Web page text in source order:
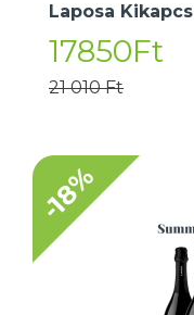
Laposa Kikapcs
17850Ft
21 010 Ft
-18%